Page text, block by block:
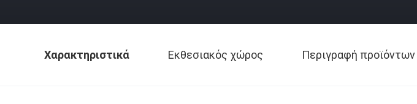
Χαρακτηριστικά Εκθεσιακός χώρος Περιγραφή προϊόντων